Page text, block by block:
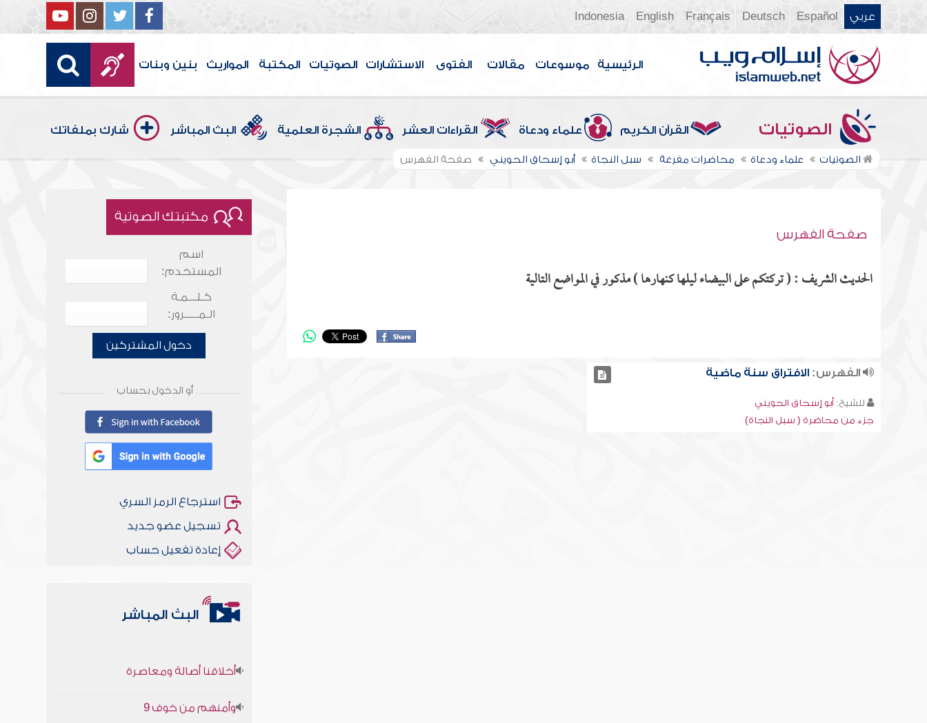
عربي Español
Deutsch
Français
English
Indonesia
الرئيسية موسوعات مقالات الفتوى الاستشارات الصوتيات المكتبة المواريث بنين وبنات
الصوتيات القرآن الكريم علماء ودعاة القراءات العشر الشجرة العلمية البث المباشر شارك بملفاتك
الصوتيات علماء ودعاة محاضرات مفرغة سبل النجاة أبو إسحاق الحويني صفحة الفهرس
صفحة الفهرس
الحديث الشريف : ( تركتكم على البيضاء ليلها كنهارها ) مذكور في المواضع التالية
الفهرس:الافتراق سنة ماضية
للشيخ: أبو إسحاق الحويني
جزء من محاضرة ( سبل النجاة)
مكتبتك الصوتية
اسم
المستخدم:
كـلـــمـة
الـمـــــرور:
دخول المشتركين
أو الدخول بحساب
استرجاع الرمز السري
تسجيل عضو جديد
إعادة تفعيل حساب
البث المباشر